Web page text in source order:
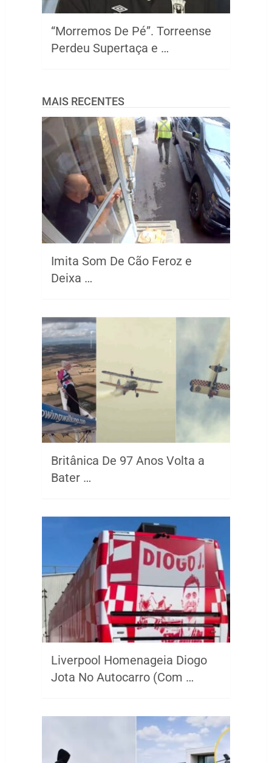
“Morremos De Pé”. Torreense
Perdeu Supertaça e …
MAIS RECENTES
Imita Som De Cão Feroz e
Deixa …
Britânica De 97 Anos Volta a
Bater …
Liverpool Homenageia Diogo
Jota No Autocarro (Com …